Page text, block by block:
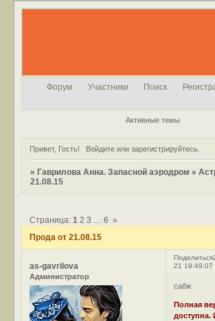
Форум Участники Поиск
Активные темы
Привет, Гость! Войдитеили зарегистрируйтесь.
» Гаврилова Анна. Запасной аэродром »
21.08.15
Прода от 21.08.15
Страница:1 2 3 … 6 »
Поделиться
21 19:49:07
as-gavrilova
Администратор
сабж
Полная
доступна.